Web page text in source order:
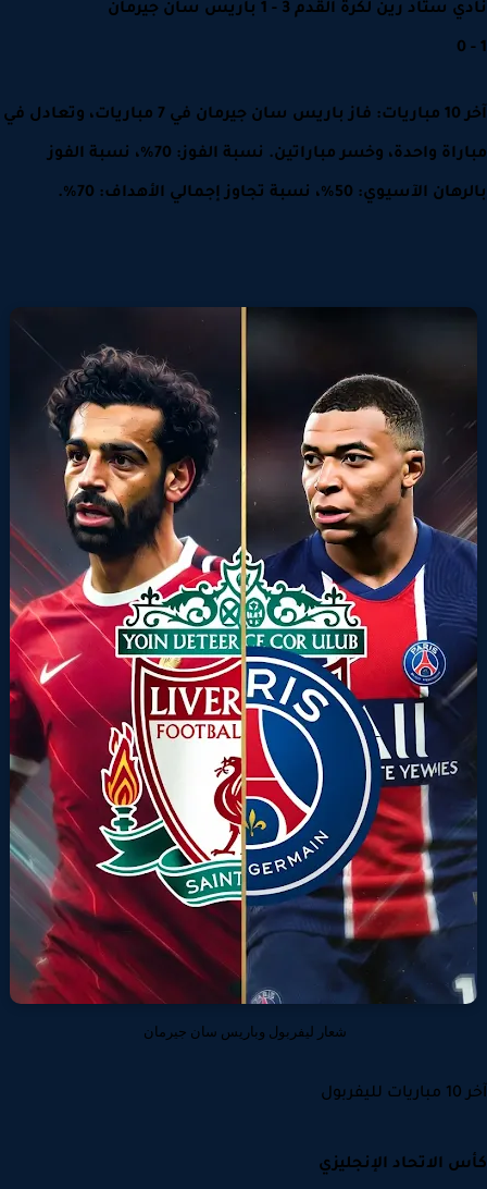
رين لكرة القدم 3 - 1 باريس سان جيرمان
آخر 10 مباريات: فاز باريس سان جيرمان في 7 مباريات، وتعادل في
مباراة واحدة، وخسر مباراتين. نسبة الفوز: 70%، نسبة الفوز
50%، نسبة تجاوز إجمالي الأهداف: 70%.
شعار ليفربول وباريس سان جيرمان
الاتحاد الإنجليزي